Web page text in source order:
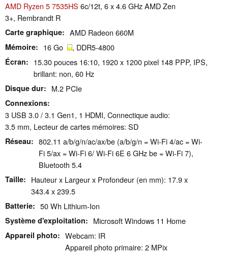
AMD Ryzen 5 7535HS 6c/12t, 6 x 4.6 GHz AMD Zen
3+, Rembrandt R
Carte graphique AMD Radeon 660M
Mémoire 16 Go , DDR5-4800
Écran
15.30 pouces 16:10, 1920 x 1200 pixel 148 PPP, IPS,
brillant: non, 60 Hz
Disque dur M.2 PCIe
Connexions
3 USB 3.0 / 3.1 Gen1, 1 HDMI, Connectique audio:
3.5 mm, Lecteur de cartes mémoires: SD
Réseau
802.11 a/​b/​g/​n/​ac/​ax/​be (a/b/g/n = Wi-Fi 4/ac = Wi-
Fi 5/ax = Wi-Fi 6/ Wi-Fi 6E 6 GHz be = Wi-Fi 7),
Bluetooth 5.4
Taille
Hauteur x Largeur x Profondeur (en mm): 17.9 x
343.4 x 239.5
Batterie 50 Wh Lithium-Ion
Système d'exploitation Microsoft Windows 11 Home
Appareil photo
Webcam: IR
Appareil photo primaire: 2 MPix